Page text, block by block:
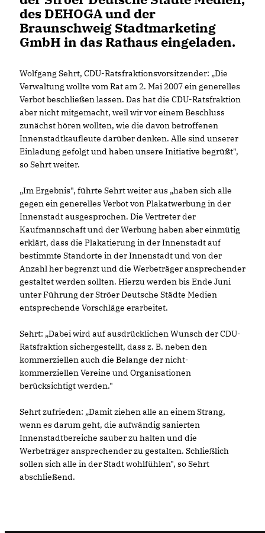
des DEHOGA und der
Braunschweig Stadtmarketing
GmbH in das Rathaus eingeladen.
Wolfgang Sehrt, CDU-Ratsfraktionsvorsitzender: „Die
Verwaltung wollte vom Rat am 2. Mai 2007 ein generelles
Verbot beschließen lassen. Das hat die CDU-Ratsfraktion
aber nicht mitgemacht, weil wir vor einem Beschluss
zunächst hören wollten, wie die davon betroffenen
Innenstadtkaufleute darüber denken. Alle sind unserer
Einladung gefolgt und haben unsere Initiative begrüßt",
so Sehrt weiter.
Im Ergebnis", führte Sehrt weiter aus „haben sich alle
gegen ein generelles Verbot von Plakatwerbung in der
Innenstadt ausgesprochen. Die Vertreter der
Kaufmannschaft und der Werbung haben aber einmütig
erklärt, dass die Plakatierung in der Innenstadt auf
bestimmte Standorte in der Innenstadt und von der
Anzahl her begrenzt und die Werbeträger ansprechender
gestaltet werden sollten. Hierzu werden bis Ende Juni
unter Führung der Ströer Deutsche Städte Medien
entsprechende Vorschläge erarbeitet.
Sehrt: „Dabei wird auf ausdrücklichen Wunsch der CDU-
Ratsfraktion sichergestellt, dass z. B. neben den
kommerziellen auch die Belange der nicht-
kommerziellen Vereine und Organisationen
berücksichtigt werden."
Sehrt zufrieden: „Damit ziehen alle an einem Strang,
wenn es darum geht, die aufwändig sanierten
Innenstadtbereiche sauber zu halten und die
Werbeträger ansprechender zu gestalten. Schließlich
sollen sich alle in der Stadt wohlfühlen", so Sehrt
abschließend.